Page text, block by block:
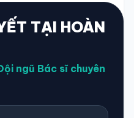
TẠI HOÀN
ngũ Bác sĩ chuyên